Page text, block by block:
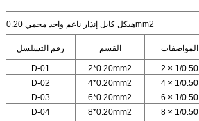
هيكل كابل إنذار ناعم واحد محمي 0.20mm2
رقم التسلسل القسم المواصفات
D-01
2*0.20mm2 2 × 1/0.50
D-02
4*0.20mm2 4 × 1/0.50
D-03
6*0.20mm2 6 × 1/0.50
D-04
8*0.20mm2 8 × 1/0.50